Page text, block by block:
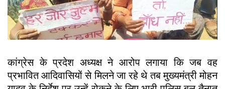
कांग्रेस के प्रदेश अध्यक्ष ने आरोप लगाया कि जब वह
प्रभावित आदिवासियों से मिलने जा रहे थे तब मुख्यमंत्री मोहन